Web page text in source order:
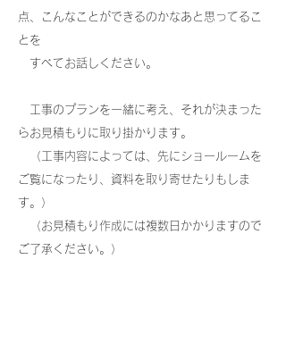
点、こんなことができるのかなあと思ってるこ
とを
すべてお話しください。
工事のプランを一緒に考え、それが決まった
らお見積もりに取り掛かります。
（工事内容によっては、先にショールームを
ご覧になったり、資料を取り寄せたりもしま
す。）
（お見積もり作成には複数日かかりますので
ご了承ください。）